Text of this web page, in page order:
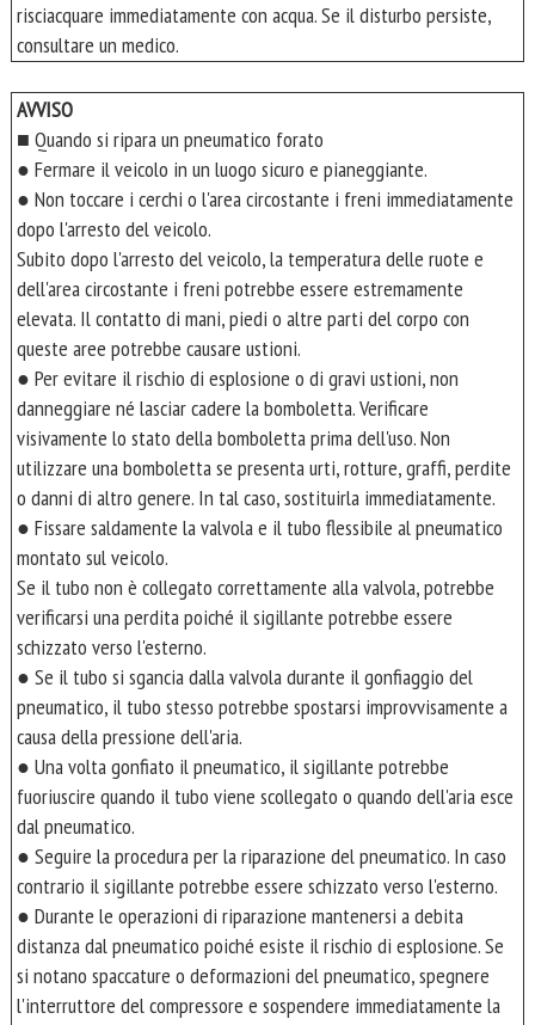
risciacquare immediatamente con acqua. Se il disturbo persiste,
consultare un medico.
AVVISO
■ Quando si ripara un pneumatico forato
● Fermare il veicolo in un luogo sicuro e pianeggiante.
● Non toccare i cerchi o l'area circostante i freni immediatamente
dopo l'arresto del veicolo.
Subito dopo l'arresto del veicolo, la temperatura delle ruote e
dell'area circostante i freni potrebbe essere estremamente
elevata. Il contatto di mani, piedi o altre parti del corpo con
queste aree potrebbe causare ustioni.
● Per evitare il rischio di esplosione o di gravi ustioni, non
danneggiare né lasciar cadere la bomboletta. Verificare
visivamente lo stato della bomboletta prima dell'uso. Non
utilizzare una bomboletta se presenta urti, rotture, graffi, perdite
o danni di altro genere. In tal caso, sostituirla immediatamente.
● Fissare saldamente la valvola e il tubo flessibile al pneumatico
montato sul veicolo.
Se il tubo non è collegato correttamente alla valvola, potrebbe
verificarsi una perdita poiché il sigillante potrebbe essere
schizzato verso l'esterno.
● Se il tubo si sgancia dalla valvola durante il gonfiaggio del
pneumatico, il tubo stesso potrebbe spostarsi improvvisamente a
causa della pressione dell'aria.
● Una volta gonfiato il pneumatico, il sigillante potrebbe
fuoriuscire quando il tubo viene scollegato o quando dell'aria esce
dal pneumatico.
● Seguire la procedura per la riparazione del pneumatico. In caso
contrario il sigillante potrebbe essere schizzato verso l'esterno.
● Durante le operazioni di riparazione mantenersi a debita
distanza dal pneumatico poiché esiste il rischio di esplosione. Se
si notano spaccature o deformazioni del pneumatico, spegnere
l'interruttore del compressore e sospendere immediatamente la